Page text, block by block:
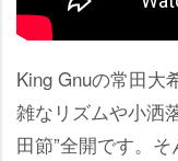
King Gnuの常田大
雑なリズムや小洒
田節”全開です。